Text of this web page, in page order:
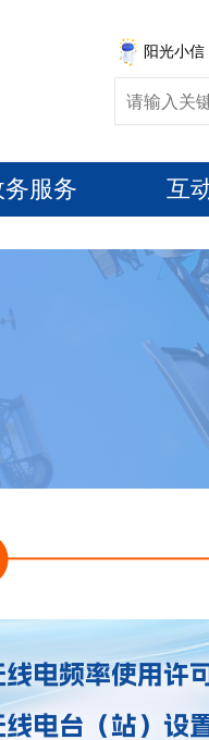
阳光小信
务服务 互